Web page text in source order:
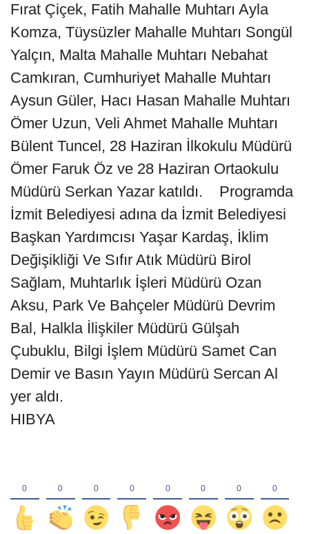
Fırat Çiçek, Fatih Mahalle Muhtarı Ayla
Komza, Tüysüzler Mahalle Muhtarı Songül
Yalçın, Malta Mahalle Muhtarı Nebahat
Camkıran, Cumhuriyet Mahalle Muhtarı
Aysun Güler, Hacı Hasan Mahalle Muhtarı
Ömer Uzun, Veli Ahmet Mahalle Muhtarı
Bülent Tuncel, 28 Haziran İlkokulu Müdürü
Ömer Faruk Öz ve 28 Haziran Ortaokulu
Müdürü Serkan Yazar katıldı. Programda
İzmit Belediyesi adına da İzmit Belediyesi
Başkan Yardımcısı Yaşar Kardaş, İklim
Değişikliği Ve Sıfır Atık Müdürü Birol
Sağlam, Muhtarlık İşleri Müdürü Ozan
Aksu, Park Ve Bahçeler Müdürü Devrim
Bal, Halkla İlişkiler Müdürü Gülşah
Çubuklu, Bilgi İşlem Müdürü Samet Can
Demir ve Basın Yayın Müdürü Sercan Al
yer aldı.
HIBYA